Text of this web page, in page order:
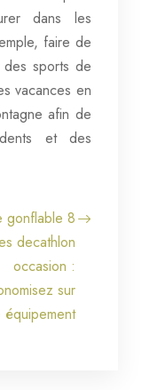
dans les
faire de
sports de
vacances en
afin de
et des
gonflable 8
decathlon
occasion :
sur
équipement